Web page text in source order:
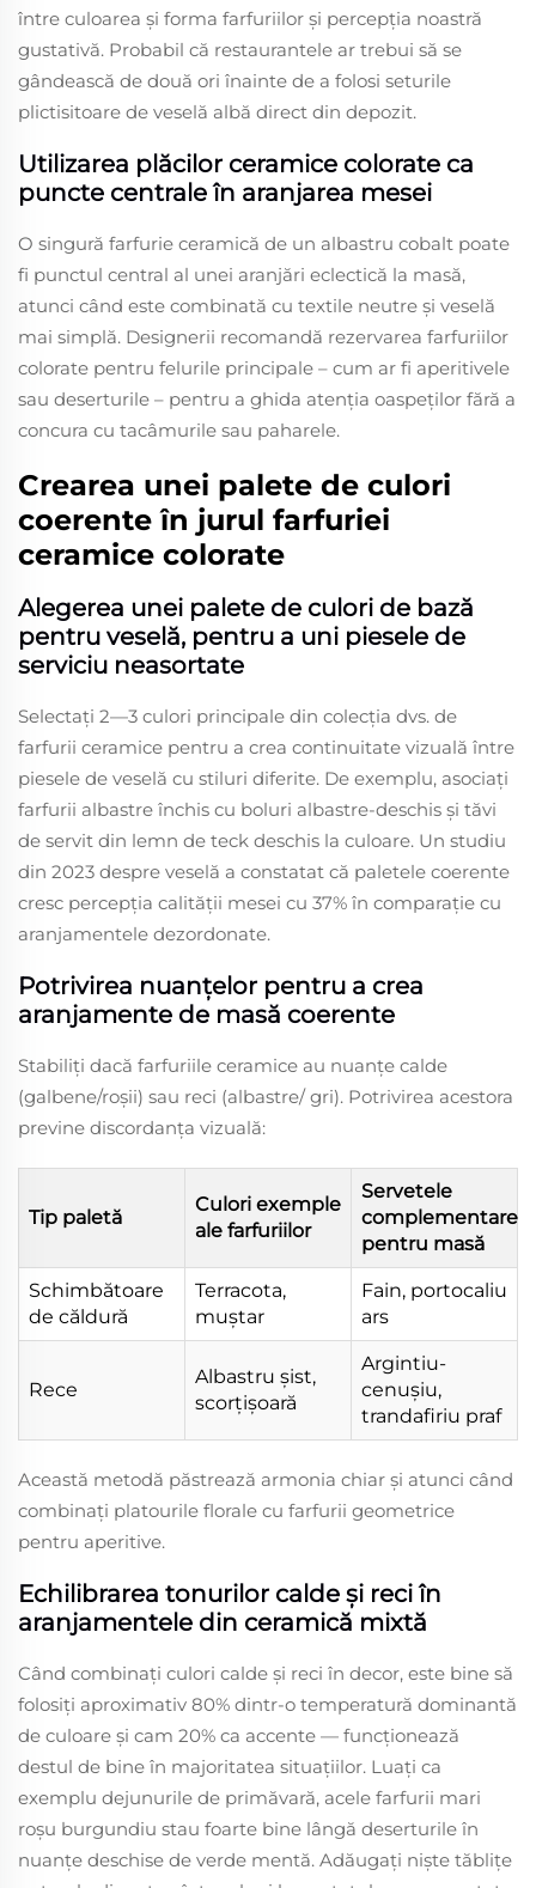
între culoarea și forma farfuriilor și percepția noastră
gustativă. Probabil că restaurantele ar trebui să se
gândească de două ori înainte de a folosi seturile
plictisitoare de veselă albă direct din depozit.
Utilizarea plăcilor ceramice colorate ca
puncte centrale în aranjarea mesei
O singură farfurie ceramică de un albastru cobalt poate
fi punctul central al unei aranjări eclectică la masă,
atunci când este combinată cu textile neutre și veselă
mai simplă. Designerii recomandă rezervarea farfuriilor
colorate pentru felurile principale – cum ar fi aperitivele
sau deserturile – pentru a ghida atenția oaspeților fără a
concura cu tacâmurile sau paharele.
Crearea unei palete de culori
coerente în jurul farfuriei
ceramice colorate
Alegerea unei palete de culori de bază
pentru veselă, pentru a uni piesele de
serviciu neasortate
Selectați 2—3 culori principale din colecția dvs. de
farfurii ceramice pentru a crea continuitate vizuală între
piesele de veselă cu stiluri diferite. De exemplu, asociați
farfurii albastre închis cu boluri albastre-deschis și tăvi
de servit din lemn de teck deschis la culoare. Un studiu
din 2023 despre veselă a constatat că paletele coerente
cresc percepția calității mesei cu 37% în comparație cu
aranjamentele dezordonate.
Potrivirea nuanțelor pentru a crea
aranjamente de masă coerente
Stabiliți dacă farfuriile ceramice au nuanțe calde
(galbene/roșii) sau reci (albastre/ gri). Potrivirea acestora
previne discordanța vizuală:
Tip paletă
Culori exemple
ale farfuriilor
Servetele
complementare
pentru masă
Schimbătoare
de căldură
Terracota,
muștar
Fain, portocaliu
ars
Rece
Albastru şist,
scorţişoară
Argintiu-
cenuşiu,
trandafiriu praf
Această metodă păstrează armonia chiar și atunci când
combinați platourile florale cu farfurii geometrice
pentru aperitive.
Echilibrarea tonurilor calde și reci în
aranjamentele din ceramică mixtă
Când combinați culori calde și reci în decor, este bine să
folosiți aproximativ 80% dintr-o temperatură dominantă
de culoare și cam 20% ca accente — funcționează
destul de bine în majoritatea situațiilor. Luați ca
exemplu dejunurile de primăvară, acele farfurii mari
roșu burgundiu stau foarte bine lângă deserturile în
nuanțe deschise de verde mentă. Adăugați niște tăblițe